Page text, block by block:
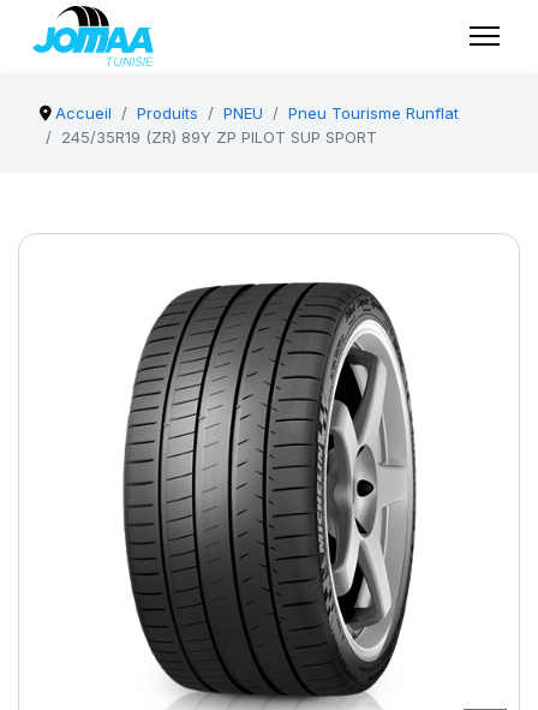
Accueil Produits PNEU
Pneu Tourisme Runflat
245/35R19 (ZR) 89Y ZP PILOT SUP SPORT